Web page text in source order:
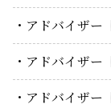
アドバイザー
アドバイザー
アドバイザー